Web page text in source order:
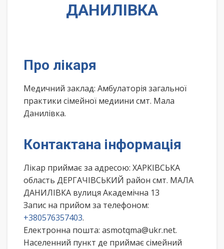
ДАНИЛІВКА
Про лікаря
Медичний заклад: Амбулаторія загальної
практики сімейної медиини смт. Мала
Данилівка.
Контактана інформація
Лікар приймає за адресою: ХАРКІВСЬКА
область ДЕРГАЧІВСЬКИЙ район смт. МАЛА
ДАНИЛІВКА вулиця Академічна 13
Запис на прийом за телефоном:
+380576357403.
Електронна пошта: asmotqma@ukr.net.
Населенний пункт де приймає сімейний